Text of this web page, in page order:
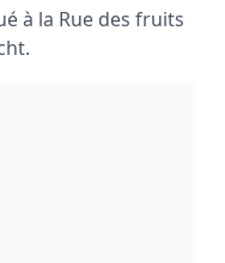
à la Rue des fruits